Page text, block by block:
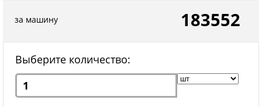
за машину 183552
Выберите количество: